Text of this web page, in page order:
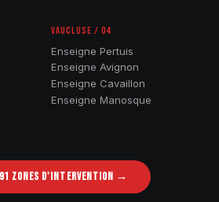
VAUCLUSE / 04
Enseigne Pertuis
Enseigne Avignon
Enseigne Cavaillon
Enseigne Manosque
ZONES D'INTERVENTION →